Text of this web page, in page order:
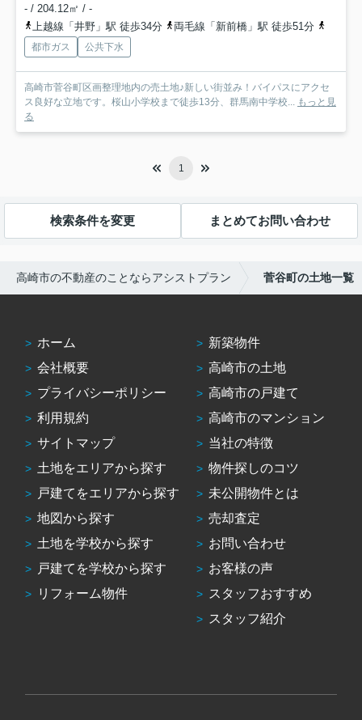
- / 204.12㎡ / -
上越線「井野」駅 徒歩34分
両毛線「新前橋」駅 徒歩51分
都市ガス 公共下水
高崎市菅谷町区画整理地内の売土地♪新しい街並み！バイパスにアクセ
ス良好な立地です。桜山小学校まで徒歩13分、群馬南中学校...
もっと見
る
1
検索条件を変更 まとめてお問い合わせ
高崎市の不動産のことならアシストプラン 菅谷町の土地一覧
ホーム
会社概要
プライバシーポリシー
利用規約
サイトマップ
土地をエリアから探す
戸建てをエリアから探す
地図から探す
土地を学校から探す
戸建てを学校から探す
リフォーム物件
新築物件
高崎市の土地
高崎市の戸建て
高崎市のマンション
当社の特徴
物件探しのコツ
未公開物件とは
売却査定
お問い合わせ
お客様の声
スタッフおすすめ
スタッフ紹介